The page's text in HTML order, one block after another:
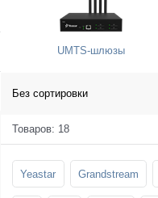
UMTS-шлюзы
Без сортировки
Товаров: 18
Yeastar Grandstream
Стойки и
телевизоров
Шахтные телефоны
SFP-модули
3G/4G LTE и ADSL
Мобильные